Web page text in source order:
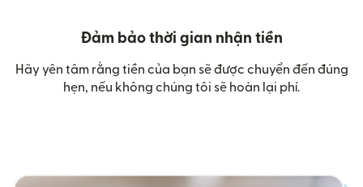
Đảm bảo thời gian nhận tiền
Hãy yên tâm rằng tiền của bạn sẽ được chuyển đến đúng
hẹn, nếu không chúng tôi sẽ hoàn lại phí.